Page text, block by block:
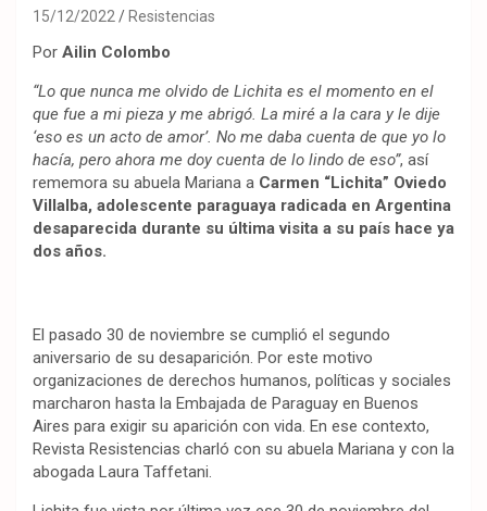
15/12/2022 Resistencias
Por Ailin Colombo
“Lo que nunca me olvido de Lichita es el momento en el
que fue a mi pieza y me abrigó. La miré a la cara y le dije
‘eso es un acto de amor’. No me daba cuenta de que yo lo
hacía, pero ahora me doy cuenta de lo lindo de eso”, así
rememora su abuela Mariana a Carmen “Lichita” Oviedo
Villalba, adolescente paraguaya radicada en Argentina
desaparecida durante su última visita a su país hace ya
dos años.
El pasado 30 de noviembre se cumplió el segundo
aniversario de su desaparición. Por este motivo
organizaciones de derechos humanos, políticas y sociales
marcharon hasta la Embajada de Paraguay en Buenos
Aires para exigir su aparición con vida. En ese contexto,
Revista Resistencias charló con su abuela Mariana y con la
abogada Laura Taffetani.